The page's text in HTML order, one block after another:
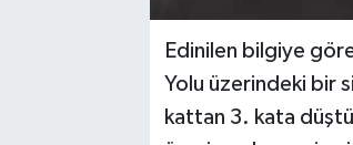
Edinilen bilgiye
Yolu üzerindeki bir
kattan 3. kata